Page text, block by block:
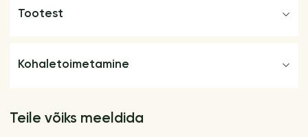
Tootest
Kohaletoimetamine
Teile võiks meeldida